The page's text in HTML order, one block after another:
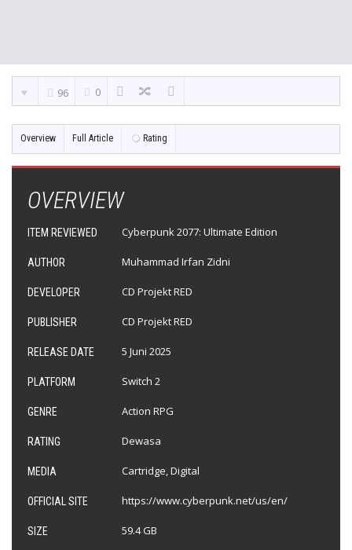
96 0
Overview Full Article Rating
OVERVIEW
ITEM REVIEWED Cyberpunk 2077: Ultimate Edition
AUTHOR Muhammad Irfan Zidni
DEVELOPER CD Projekt RED
PUBLISHER CD Projekt RED
RELEASE DATE 5 Juni 2025
PLATFORM Switch 2
GENRE Action RPG
RATING Dewasa
MEDIA Cartridge, Digital
OFFICIAL SITE https://www.cyberpunk.net/us/en/
SIZE 59.4 GB